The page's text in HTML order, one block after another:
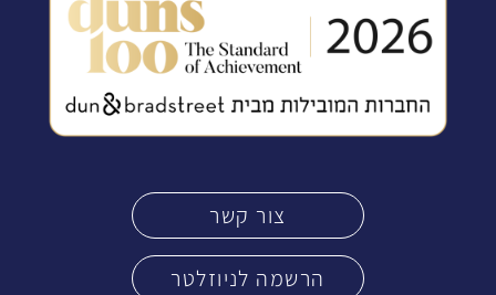
צור קשר
הרשמה לניוזלטר